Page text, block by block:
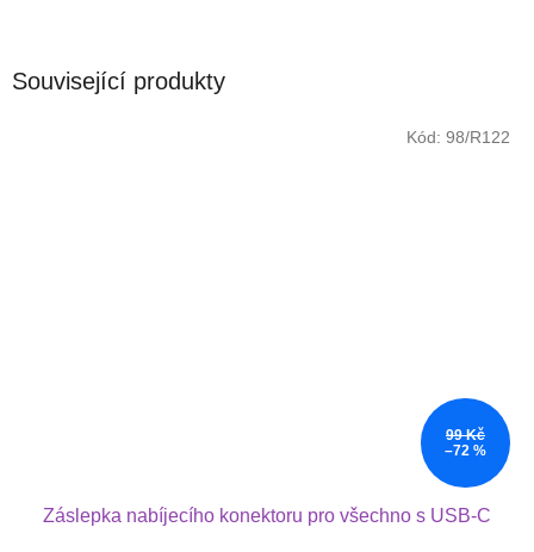
Související produkty
99 Kč
–72 %
Záslepka nabíjecího konektoru pro všechno s USB-C
Kód: 98/R122